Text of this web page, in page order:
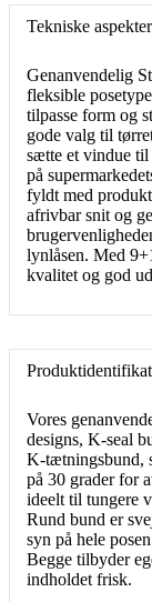
Tekniske aspekter
Genanvendelig
fleksible
tilpasse form og
gode valg til
sætte et vindue
på
fyldt med
afrivbar snit og
lynlåsen. Med
kvalitet og god
Vores
designs, K-seal
K-tætningsbund,
på 30 grader for
ideelt til tungere
Rund bund er
syn på hele
Begge tilbyder
indholdet frisk.